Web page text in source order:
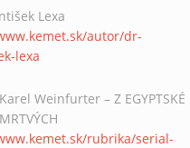
Lexa
autor/dr-
lexa
Weinfurter – Z EGYPTSKÉ
rubrika/serial-